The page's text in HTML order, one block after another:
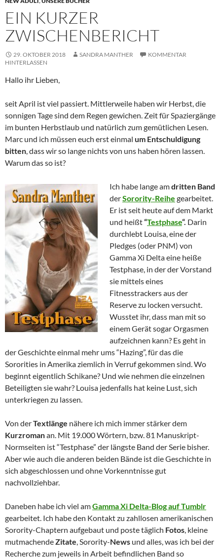
EIN KURZER
ZWISCHENBERICHT
29. OKTOBER 2018 SANDRA MANTHER
KOMMENTAR
HINTERLASSEN
Hallo ihr Lieben,
seit April ist viel passiert. Mittlerweile haben wir Herbst, die
sonnigen Tage sind dem Regen gewichen. Zeit für Spaziergänge
im bunten Herbstlaub und natürlich zum gemütlichen Lesen.
Marc und ich müssen euch erst einmal um Entschuldigung
bitten, dass wir so lange nichts von uns haben hören lassen.
Warum das so ist?
Ich habe lange amdritten Band
derSorority-Reihe gearbeitet.
Er ist seit heute auf dem Markt
und heißt“Testphase“. Darin
durchlebt Louisa, eine der
Pledges (oder PNM) von
Gamma Xi Delta eine heiße
Testphase, in der der Vorstand
sie mittels eines
Fitnesstrackers aus der
Reserve zu locken versucht.
Wusstet ihr, dass man mit so
einem Gerät sogar Orgasmen
aufzeichnen kann? Es geht in
der Geschichte einmal mehr ums “Hazing”, für das die
Sororities in Amerika ziemlich in Verruf gekommen sind. Wo
beginnt eigentlich Schikane? Und wie nehmen die einzelnen
Beteiligten sie wahr? Louisa jedenfalls hat keine Lust, sich
unterkriegen zu lassen.
Von derTextlänge nähere ich mich immer stärker dem
Kurzromanan. Mit 19.000 Wörtern, bzw. 81 Manuskript-
Normseiten ist “Testphase” der längste Band der Serie bisher.
Aber wie auch die anderen beiden Bände ist die Geschichte in
sich abgeschlossen und ohne Vorkenntnisse gut
nachvollziehbar.
Daneben habe ich viel amGamma Xi Delta-Blog auf Tumblr
gearbeitet. Ich habe den Kontakt zu zahllosen amerikanischen
Sorority-Chaptern aufgebaut und poste täglich Fotos, kleine
mutmachendeZitate, Sorority-News und alles, was ich bei der
Recherche zum jeweils in Arbeit befindlichen Band so